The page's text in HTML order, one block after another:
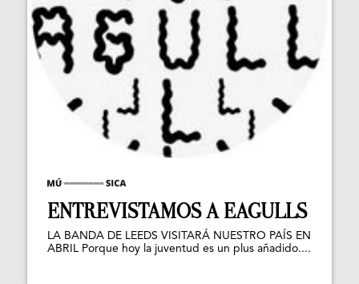
ENTREVISTAMOS A EAGULLS
LA BANDA DE LEEDS VISITARÁ NUESTRO PAÍS EN
ABRIL Porque hoy la juventud es un plus añadido....